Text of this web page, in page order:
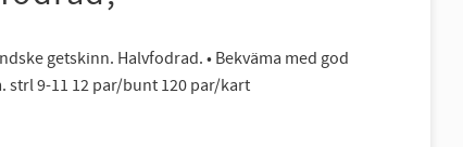
getskinn. Halvfodrad. • Bekväma med god
strl 9-11 12 par/bunt 120 par/kart